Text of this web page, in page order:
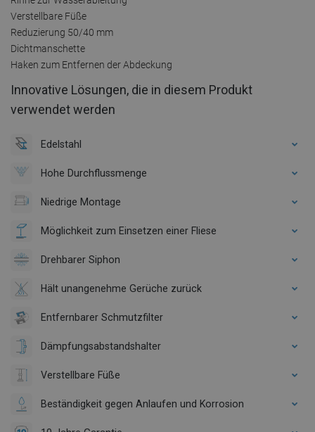
Verstellbare Füße
Reduzierung 50/40 mm
Dichtmanschette
Haken zum Entfernen der Abdeckung
Innovative Lösungen, die in diesem Produkt
verwendet werden
Edelstahl
Hohe Durchflussmenge
Niedrige Montage
Möglichkeit zum Einsetzen einer Fliese
Drehbarer Siphon
Hält unangenehme Gerüche zurück
Entfernbarer Schmutzfilter
Dämpfungsabstandshalter
Verstellbare Füße
Beständigkeit gegen Anlaufen und Korrosion